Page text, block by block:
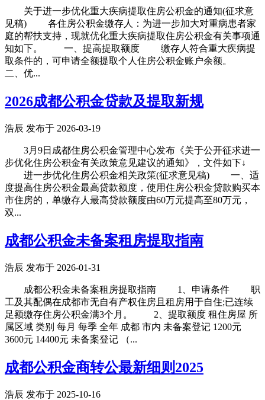
关于进一步优化重大疾病提取住房公积金的通知(征求意
见稿) 各住房公积金缴存人：为进一步加大对重病患者家
庭的帮扶支持，现就优化重大疾病提取住房公积金有关事项通
知如下。 一、提高提取额度 缴存人符合重大疾病提
取条件的，可申请全额提取个人住房公积金账户余额。
二、优...
2026成都公积金贷款及提取新规
浩辰 发布于 2026-03-19
3月9日成都住房公积金管理中心发布《关于公开征求进一
步优化住房公积金有关政策意见建议的通知》，文件如下↓
进一步优化住房公积金相关政策(征求意见稿) 一、适
度提高住房公积金最高贷款额度，使用住房公积金贷款购买本
市住房的，单缴存人最高贷款额度由60万元提高至80万元，
双...
成都公积金未备案租房提取指南
浩辰 发布于 2026-01-31
成都公积金未备案租房提取指南 1、申请条件 职
工及其配偶在成都市无自有产权住房且租房用于自住;已连续
足额缴存住房公积金满3个月。 2、提取额度 租住房屋 所
属区域 类别 每月 每季 全年 成都 市内 未备案登记 1200元
3600元 14400元 未备案登记 （...
成都公积金商转公最新细则2025
浩辰 发布于 2025-10-16